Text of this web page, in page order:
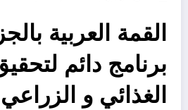
القمة العربية
برنامج دائم
الغذائي و